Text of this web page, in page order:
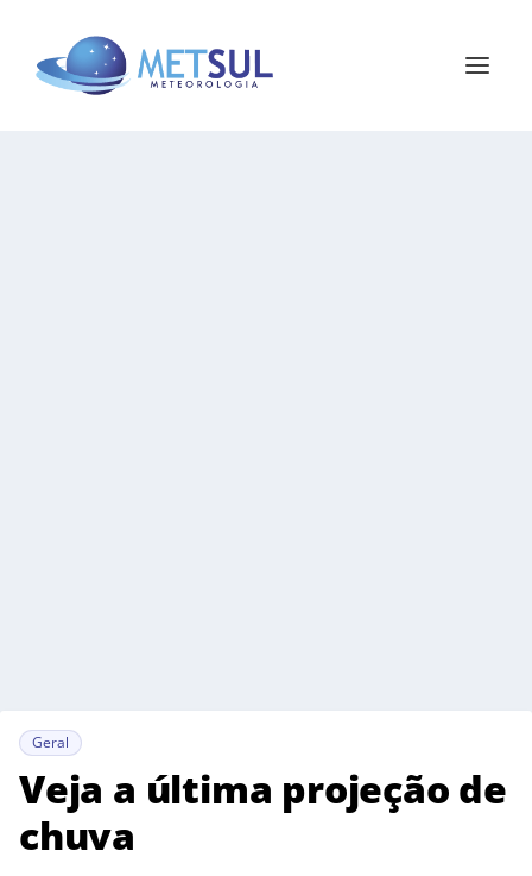
Geral
Veja a última projeção de
chuva